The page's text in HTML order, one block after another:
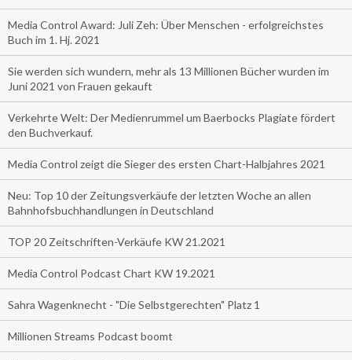
Media Control Award: Juli Zeh: Über Menschen - erfolgreichstes
Buch im 1. Hj. 2021
Sie werden sich wundern, mehr als 13 Millionen Bücher wurden im
Juni 2021 von Frauen gekauft
Verkehrte Welt: Der Medienrummel um Baerbocks Plagiate fördert
den Buchverkauf.
Media Control zeigt die Sieger des ersten Chart-Halbjahres 2021
Neu: Top 10 der Zeitungsverkäufe der letzten Woche an allen
Bahnhofsbuchhandlungen in Deutschland
TOP 20 Zeitschriften-Verkäufe KW 21.2021
Media Control Podcast Chart KW 19.2021
Sahra Wagenknecht - "Die Selbstgerechten" Platz 1
Millionen Streams Podcast boomt